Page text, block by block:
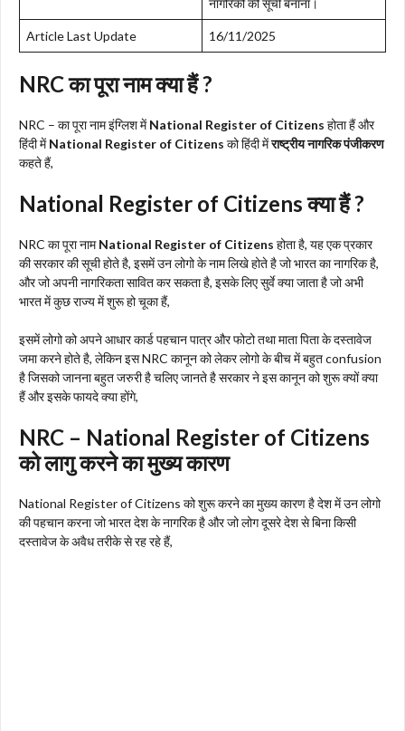
नागरिकों की सूची बनाना।
Article Last Update 16/11/2025
NRC का पूरा नाम क्या हैं ?
NRC – का पूरा नाम इंग्लिश मेंNational Register of Citizens होता हैं और
हिंदी मेंNational Register of Citizens को हिंदी मेंराष्ट्रीय नागरिक पंजीकरण
कहते हैं,
National Register of Citizens क्या हैं ?
NRC का पूरा नामNational Register of Citizens होता है, यह एक प्रकार
की सरकार की सूची होते है, इसमें उन लोगो के नाम लिखे होते है जो भारत का नागरिक है,
और जो अपनी नागरिकता सावित कर सकता है, इसके लिए सुर्वे क्या जाता है जो अभी
भारत में कुछ राज्य में शुरू हो चूका हैं,
इसमें लोगो को अपने आधार कार्ड पहचान पात्र और फोटो तथा माता पिता के दस्तावेज
जमा करने होते है, लेकिन इस NRC कानून को लेकर लोगो के बीच में बहुत confusion
है जिसको जानना बहुत जरुरी है चलिए जानते है सरकार ने इस कानून को शुरू क्यों क्या
हैं और इसके फायदे क्या होंगे,
NRC – National Register of Citizens
को लागु करने का मुख्य कारण
National Register of Citizens को शुरू करने का मुख्य कारण है देश में उन लोगो
की पहचान करना जो भारत देश के नागरिक है और जो लोग दूसरे देश से बिना किसी
दस्तावेज के अवैध तरीके से रह रहे हैं,